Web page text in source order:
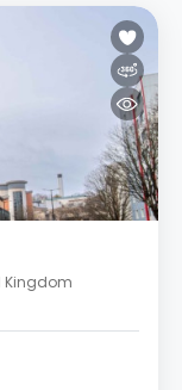
Kingdom